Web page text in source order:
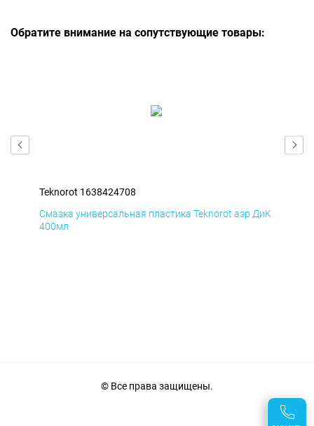
Обратите внимание на сопутствующие товары:
Teknorot 1638424708
Смазка универсальная пластика Teknorot аэр ДиК
400мл
© Все права защищены.